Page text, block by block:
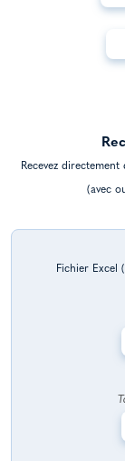
Recevez
(avec
Fichier Excel